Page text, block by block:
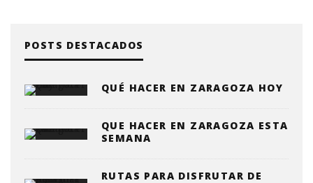
POSTS DESTACADOS
QUÉ HACER EN ZARAGOZA HOY
QUE HACER EN ZARAGOZA ESTA
SEMANA
RUTAS PARA DISFRUTAR DE